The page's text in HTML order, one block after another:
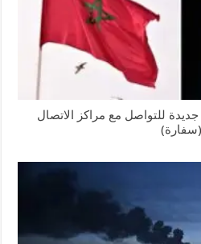
للتواصل مع مراكز الاتصال
(سفارة)